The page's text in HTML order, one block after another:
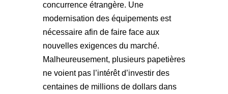
concurrence étrangère. Une
modernisation des équipements est
nécessaire afin de faire face aux
nouvelles exigences du marché.
Malheureusement, plusieurs papetières
ne voient pas l’intérêt d’investir des
centaines de millions de dollars dans